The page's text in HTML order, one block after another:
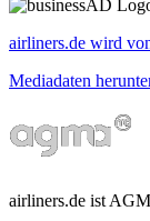
airliners.de wird
Mediadaten
airliners.de ist